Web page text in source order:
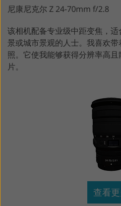
尼康尼克尔 Z 24-70mm f/2.8
该相机配备专业级中距变焦，
景或城市景观的人士。我喜欢
照。它使我能够获得分辨率高
片。
查看